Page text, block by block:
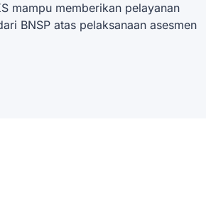
mampu memberikan pelayanan
BNSP atas pelaksanaan asesmen